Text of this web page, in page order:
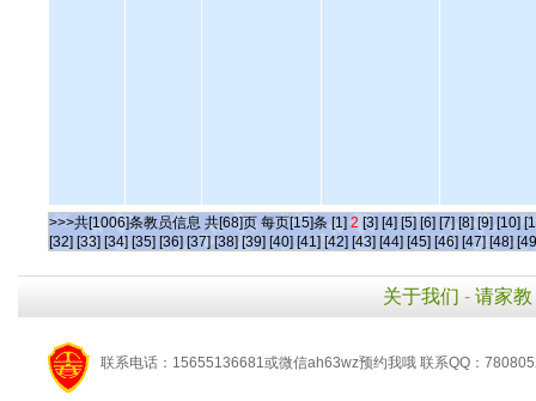
>>>共[1006]条教员信息 共[68]页 每页[15]条 [1] 2 [3] [4] [5] [6] [7] [8] [9] [10]
[32] [33] [34] [35] [36] [37] [38] [39] [40] [41] [42] [43] [44] [45] [46] [47] [48]
关于我们 - 请家教
联系电话：15655136681或微信ah63wz预约我哦 联系QQ：